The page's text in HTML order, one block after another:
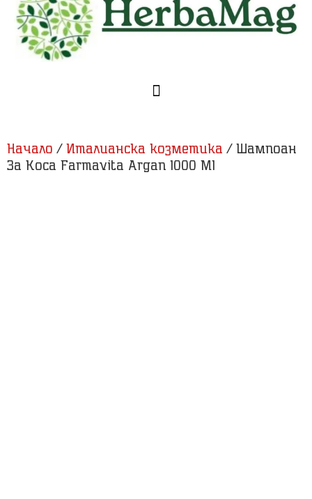
Начало / Италианска козметика / Шампоан
За Коса Farmavita Argan 1000 Ml